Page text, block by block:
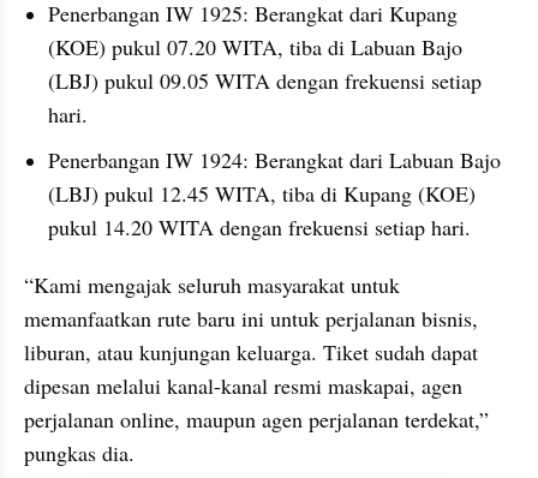
Penerbangan IW 1925: Berangkat dari Kupang
(KOE) pukul 07.20 WITA, tiba di Labuan Bajo
(LBJ) pukul 09.05 WITA dengan frekuensi setiap
hari.
Penerbangan IW 1924: Berangkat dari Labuan Bajo
(LBJ) pukul 12.45 WITA, tiba di Kupang (KOE)
pukul 14.20 WITA dengan frekuensi setiap hari.
“Kami mengajak seluruh masyarakat untuk
memanfaatkan rute baru ini untuk perjalanan bisnis,
liburan, atau kunjungan keluarga. Tiket sudah dapat
dipesan melalui kanal-kanal resmi maskapai, agen
perjalanan online, maupun agen perjalanan terdekat,”
pungkas dia.